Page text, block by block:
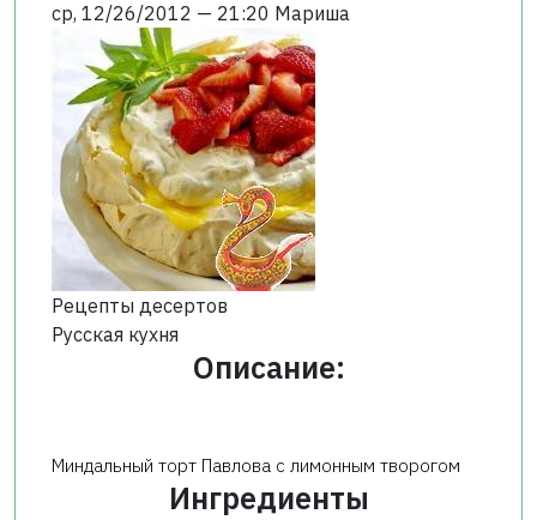
ср, 12/26/2012 — 21:20 Мариша
Рецепты десертов
Русская кухня
Описание:
Миндальный торт Павлова с лимонным творогом
Ингредиенты